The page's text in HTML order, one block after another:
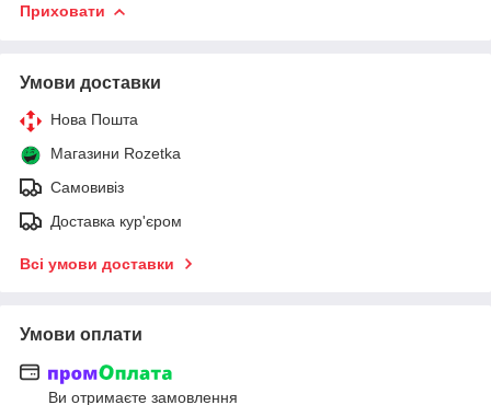
Приховати
Умови доставки
Нова Пошта
Магазини Rozetka
Самовивіз
Доставка кур'єром
Всі умови доставки
Умови оплати
Ви отримаєте замовлення